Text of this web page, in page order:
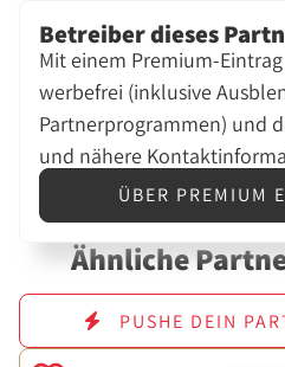
Betreiber dieses
Mit einem Premium-
werbefrei (inklusive
Partnerprogrammen) und
und nähere
ÜBER PREMIUM
Ähnliche
PUSHE DEIN